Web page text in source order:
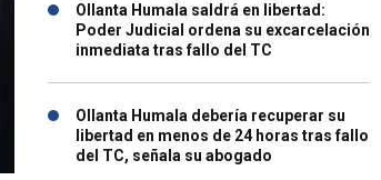
Ollanta Humala saldrá en libertad:
Poder Judicial ordena su excarcelación
inmediata tras fallo del TC
Ollanta Humala debería recuperar su
libertad en menos de 24 horas tras fallo
del TC, señala su abogado